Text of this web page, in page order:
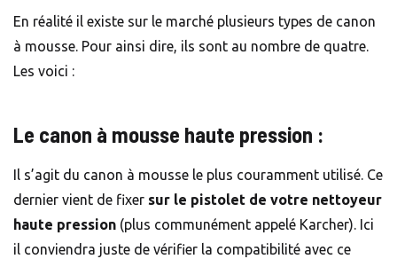
En réalité il existe sur le marché plusieurs types de canon
à mousse. Pour ainsi dire, ils sont au nombre de quatre.
Les voici :
Le canon à mousse haute pression :
Il s’agit du canon à mousse le plus couramment utilisé. Ce
dernier vient de fixer sur le pistolet de votre nettoyeur
haute pression (plus communément appelé Karcher). Ici
il conviendra juste de vérifier la compatibilité avec ce